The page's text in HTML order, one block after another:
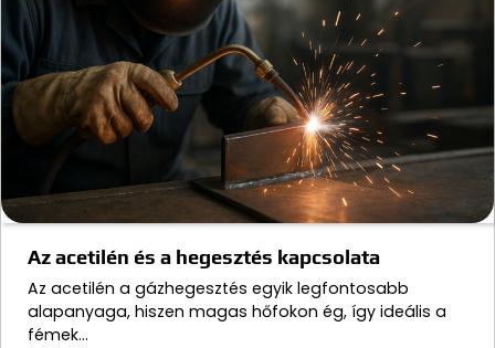
Az acetilén és a hegesztés kapcsolata
Az acetilén a gázhegesztés egyik legfontosabb
alapanyaga, hiszen magas hőfokon ég, így ideális a
fémek…